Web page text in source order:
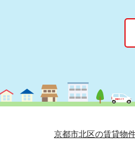
京都市北区の賃貸物